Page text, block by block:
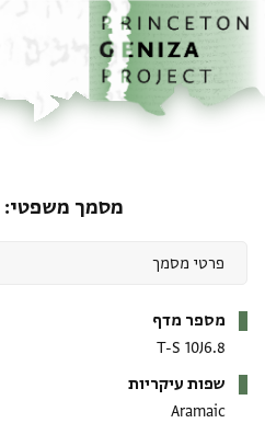
לתוכןהבית
מסמך משפטי
מספר מדף
T-S 10J6.8
שפות עיקריות
Aramaic